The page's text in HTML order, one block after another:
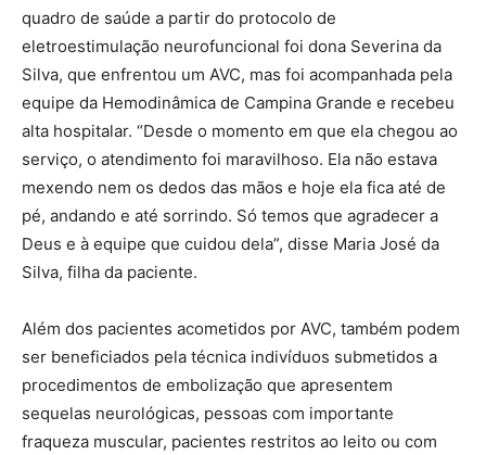
quadro de saúde a partir do protocolo de
eletroestimulação neurofuncional foi dona Severina da
Silva, que enfrentou um AVC, mas foi acompanhada pela
equipe da Hemodinâmica de Campina Grande e recebeu
alta hospitalar. “Desde o momento em que ela chegou ao
serviço, o atendimento foi maravilhoso. Ela não estava
mexendo nem os dedos das mãos e hoje ela fica até de
pé, andando e até sorrindo. Só temos que agradecer a
Deus e à equipe que cuidou dela”, disse Maria José da
Silva, filha da paciente.
Além dos pacientes acometidos por AVC, também podem
ser beneficiados pela técnica indivíduos submetidos a
procedimentos de embolização que apresentem
sequelas neurológicas, pessoas com importante
fraqueza muscular, pacientes restritos ao leito ou com